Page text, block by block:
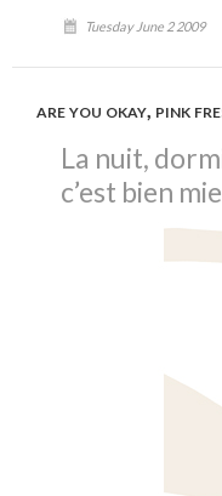
Tuesday June 2 2009
are you okay, pink
La nuit,
c’est bien